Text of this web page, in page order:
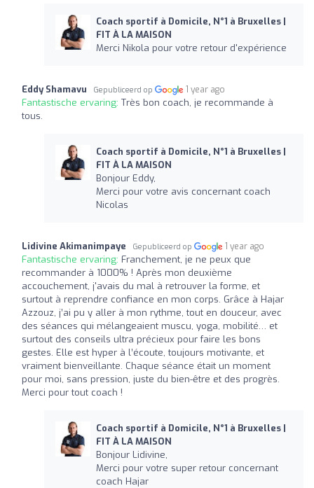
Coach sportif à Domicile, N°1 à Bruxelles |
FIT À LA MAISON
Merci Nikola pour votre retour d'expérience
Eddy Shamavu Gepubliceerd op 1 year ago
Fantastische ervaring: Très bon coach, je recommande à
tous.
Coach sportif à Domicile, N°1 à Bruxelles |
FIT À LA MAISON
Bonjour Eddy,
Merci pour votre avis concernant coach
Nicolas
Lidivine Akimanimpaye Gepubliceerd op 1 year ago
Fantastische ervaring: Franchement, je ne peux que
recommander à 1000% ! Après mon deuxième
accouchement, j'avais du mal à retrouver la forme, et
surtout à reprendre confiance en mon corps. Grâce à Hajar
Azzouz, j’ai pu y aller à mon rythme, tout en douceur, avec
des séances qui mélangeaient muscu, yoga, mobilité… et
surtout des conseils ultra précieux pour faire les bons
gestes. Elle est hyper à l’écoute, toujours motivante, et
vraiment bienveillante. Chaque séance était un moment
pour moi, sans pression, juste du bien-être et des progrès.
Merci pour tout coach !
Coach sportif à Domicile, N°1 à Bruxelles |
FIT À LA MAISON
Bonjour Lidivine,
Merci pour votre super retour concernant
coach Hajar